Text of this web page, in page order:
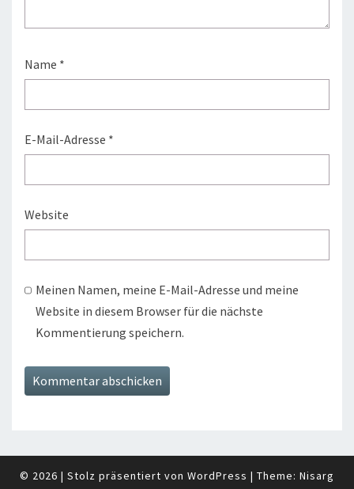
Name *
E-Mail-Adresse *
Website
Meinen Namen, meine E-Mail-Adresse und meine
Website in diesem Browser für die nächste
Kommentierung speichern.
© 2026 | Stolz präsentiert von WordPress | Theme: Nisarg